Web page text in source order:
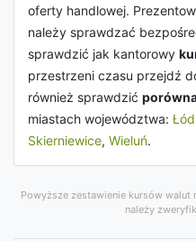
oferty handlowej.
należy sprawdzać
sprawdzić jak kantorowy
przestrzeni czasu przejdź
również sprawdzić
miastach województwa:
Skierniewice, Wieluń.
Powyższe zestawienie kursów walut
należy